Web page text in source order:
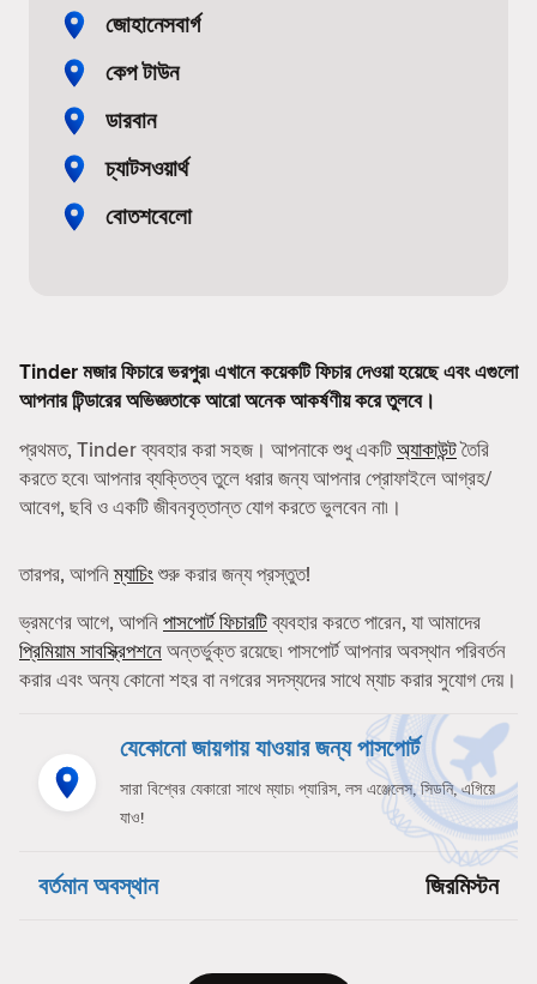
জোহানেসবার্গ
কেপ টাউন
ডারবান
চ্যাটসওয়ার্থ
বোতশবেলো
Tinder মজার ফিচারে ভরপুর৷ এখানে কয়েকটি ফিচার দেওয়া হয়েছে এবং এগুলো
আপনার টিন্ডারের অভিজ্ঞতাকে আরো অনেক আকর্ষণীয় করে তুলবে।
প্রথমত, Tinder ব্যবহার করা সহজ। আপনাকে শুধু একটিঅ্যাকাউন্টতৈরি
করতে হবে৷ আপনার ব্যক্তিত্ব তুলে ধরার জন্য আপনার প্রোফাইলে আগ্রহ/
আবেগ, ছবি ও একটি জীবনবৃত্তান্ত যোগ করতে ভুলবেন না৷।
তারপর, আপনিম্যাচিংশুরু করার জন্য প্রস্তুত!
ভ্রমণের আগে, আপনিপাসপোর্ট ফিচারটিব্যবহার করতে পারেন, যা আমাদের
প্রিমিয়াম সাবস্ক্রিপশনেঅন্তর্ভুক্ত রয়েছে৷ পাসপোর্ট আপনার অবস্থান পরিবর্তন
করার এবং অন্য কোনো শহর বা নগরের সদস্যদের সাথে ম্যাচ করার সুযোগ দেয়।
যেকোনো জায়গায় যাওয়ার জন্য পাসপোর্ট
সারা বিশ্বের যেকারো সাথে ম্যাচ৷ প্যারিস, লস এঞ্জেলেস, সিডনি, এগিয়ে
যাও!
বর্তমান অবস্থান জিরমিস্টন